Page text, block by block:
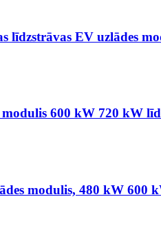
līdzstrāvas EV uzlādes
600 kW 720 kW
modulis, 480 kW 600